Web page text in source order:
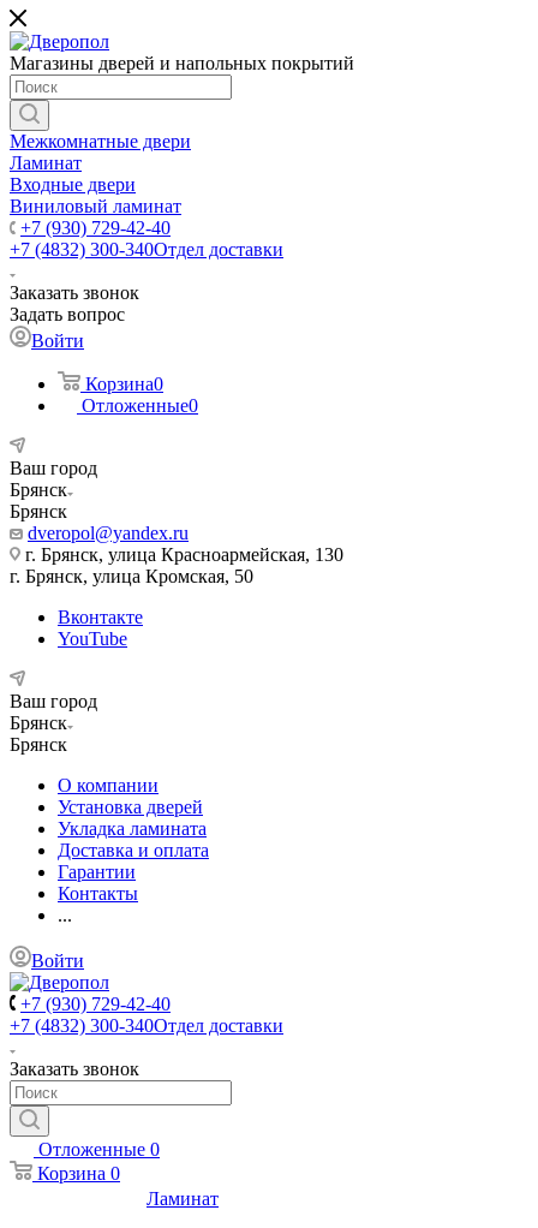
Магазины дверей и напольных покрытий
Межкомнатные двери
Ламинат
Входные двери
Виниловый ламинат
+7 (930) 729-42-40
+7 (4832) 300-340Отдел доставки
Заказать звонок
Задать вопрос
Войти
Корзина0
Отложенные0
Ваш город
Брянск
Брянск
dveropol@yandex.ru
г. Брянск, улица Красноармейская, 130
г. Брянск, улица Кромская, 50
Вконтакте
YouTube
Ваш город
Брянск
Брянск
О компании
Установка дверей
Укладка ламината
Доставка и оплата
Гарантии
Контакты
...
Войти
+7 (930) 729-42-40
+7 (4832) 300-340Отдел доставки
Заказать звонок
Отложенные 0
Корзина 0
Ламинат